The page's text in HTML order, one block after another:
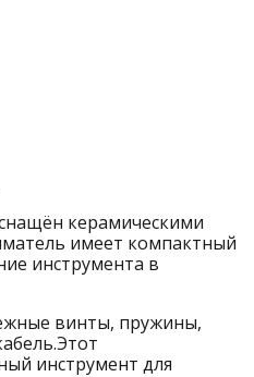
керамическими
имеет компактный
инструмента в
винты, пружины,
инструмент для